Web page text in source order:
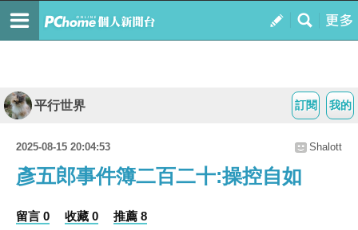
我的
訂閱
平行世界
2025-08-15 20:04:53 Shalott
彥五郎事件簿二百二十:操控自如
留言 0 收藏 0 推薦 8